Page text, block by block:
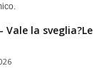
la sveglia?Le